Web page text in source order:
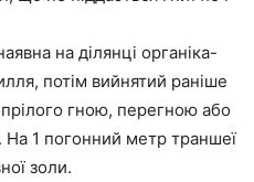
на ділянці органіка-
потім вийнятий раніше
гною, перегною або
На 1 погонний метр траншеї
золи.